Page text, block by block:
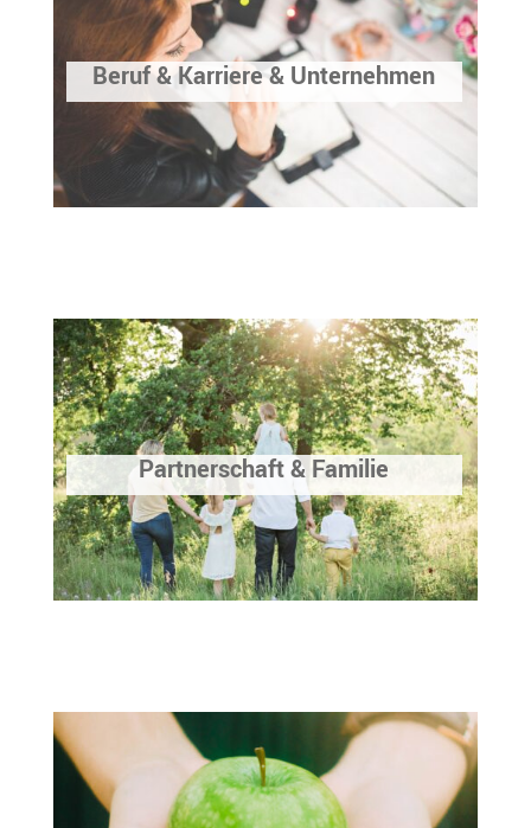
Beruf & Karriere & Unternehmen
Partnerschaft & Familie